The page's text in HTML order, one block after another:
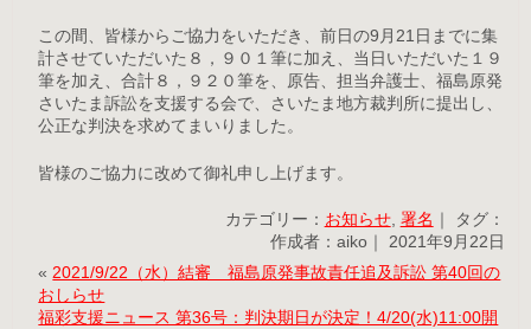
この間、皆様からご協力をいただき、前日の9月21日までに集
計させていただいた８，９０１筆に加え、当日いただいた１９
筆を加え、合計８，９２０筆を、原告、担当弁護士、福島原発
さいたま訴訟を支援する会で、さいたま地方裁判所に提出し、
公正な判決を求めてまいりました。
皆様のご協力に改めて御礼申し上げます。
カテゴリー： お知らせ, 署名
｜ タグ：
作成者：aiko｜ 2021年9月22日
« 2021/9/22（水）結審 福島原発事故責任追及訴訟 第40回の
おしらせ
福彩支援ニュース 第36号：判決期日が決定！4/20(水)11:00開